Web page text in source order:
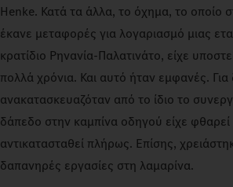
Henke. Κατά τα άλλα, το όχημα, το οποίο
έκανε μεταφορές για λογαριασμό μιας
κρατίδιο Ρηνανία-Παλατινάτο, είχε
πολλά χρόνια. Και αυτό ήταν εμφανές. Για
ανακατασκευαζόταν από το ίδιο το
δάπεδο στην καμπίνα οδηγού είχε φθαρεί
αντικατασταθεί πλήρως. Επίσης,
δαπανηρές εργασίες στη λαμαρίνα.